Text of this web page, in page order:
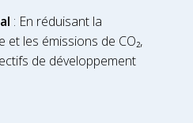
: En réduisant la
les émissions de CO₂,
de développement